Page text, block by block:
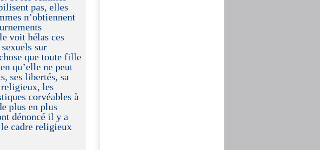
pas, elles
n’obtiennent
voit hélas ces
sur
que toute fille
qu’elle ne peut
ses libertés, sa
les
corvéables à
plus en plus
dénoncé il y a
cadre religieux